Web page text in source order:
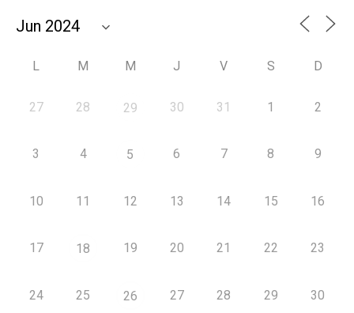
L M M J V S D
27 28 29 30 31 1 2
3 4 5 6 7 8 9
10 11 12 13 14 15 16
17 18 19 20 21 22 23
24 25 26 27 28 29 30